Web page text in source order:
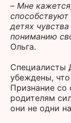
– Мне
детях
пониманию
Ольга.
Специалисты
убеждены,
Признание
родителям
они не одни